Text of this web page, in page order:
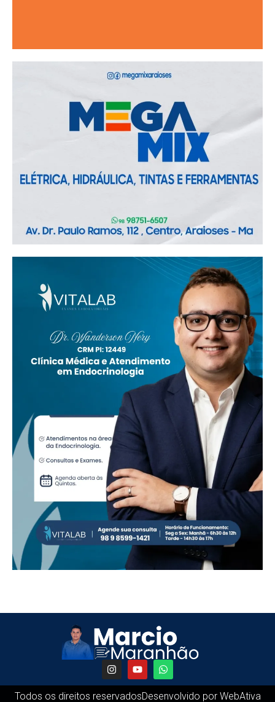
Todos os direitos reservadosDesenvolvido por WebAtiva